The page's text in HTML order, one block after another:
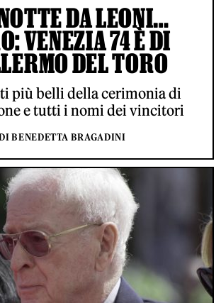
DA LEONI…
VENEZIA 74 È DI
DEL TORO
più belli della cerimonia di
e tutti i nomi dei vincitori
BENEDETTA BRAGADINI